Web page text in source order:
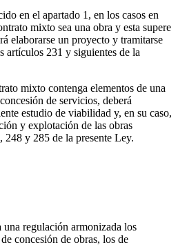
en el apartado 1, en los casos en
mixto sea una obra y esta supere
elaborarse un proyecto y tramitarse
artículos 231 y siguientes de la
mixto contenga elementos de una
de servicios, deberá
estudio de viabilidad y, en su caso,
y explotación de las obras
248 y 285 de la presente Ley.
una regulación armonizada los
concesión de obras, los de